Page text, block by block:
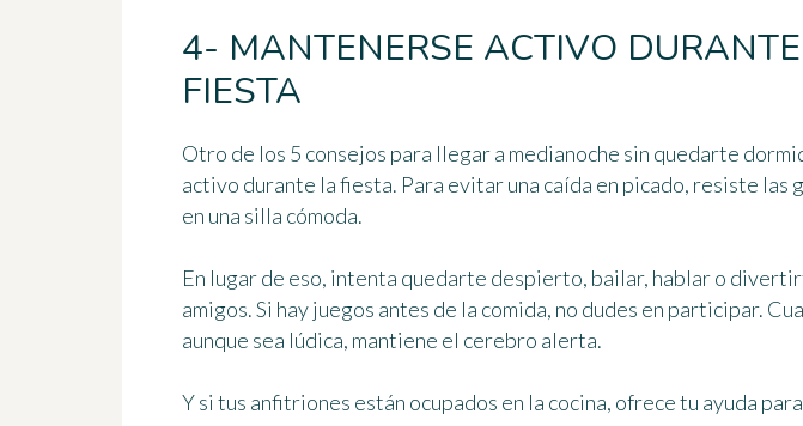
4- MANTENERSE ACTIVO
FIESTA
Otro de los 5 consejos para llegar a medianoche sin quedarte
activo durante la fiesta. Para evitar una caída en picado, resiste las
en una silla cómoda.
En lugar de eso, intenta quedarte despierto, bailar, hablar o
amigos. Si hay juegos antes de la comida, no dudes en participar.
aunque sea lúdica, mantiene el cerebro alerta.
Y si tus anfitriones están ocupados en la cocina, ofrece tu ayuda